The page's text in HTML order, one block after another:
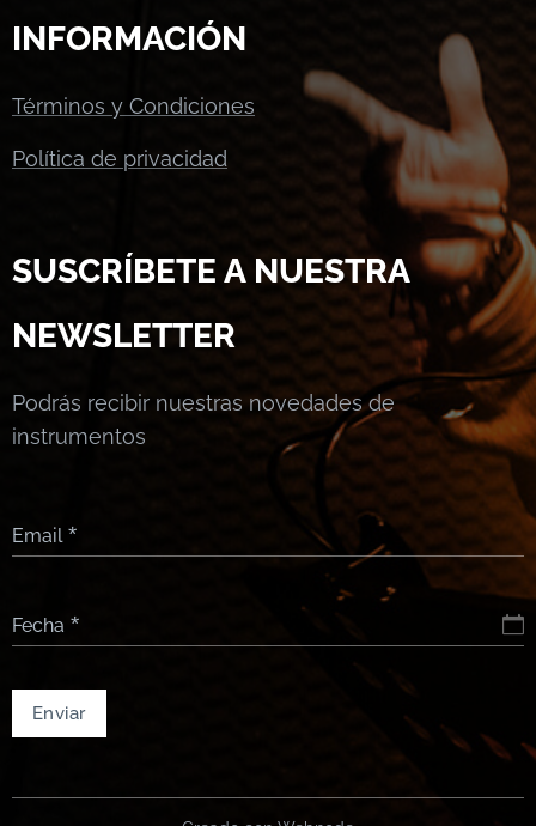
INFORMACIÓN
Términos y Condiciones
Política de privacidad
SUSCRÍBETE A NUESTRA
NEWSLETTER
Podrás recibir nuestras novedades de
instrumentos
Email
Fecha
Enviar